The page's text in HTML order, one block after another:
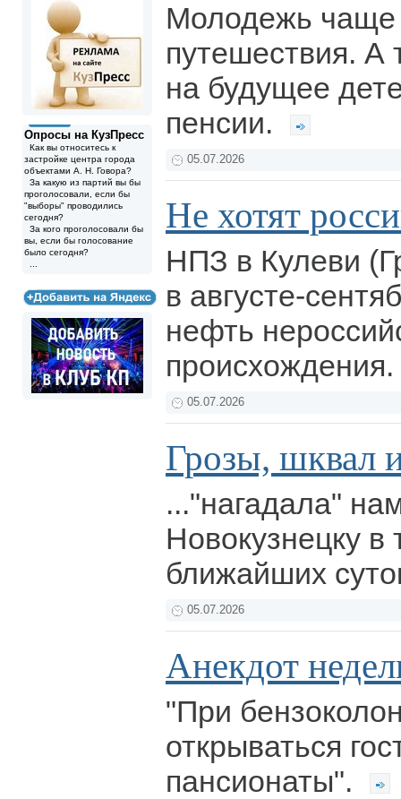
Опросы на КузПресс
Как вы относитесь к
застройке центра города
объектами А. Н. Говора?
За какую из партий вы бы
проголосовали, если бы
"выборы" проводились
сегодня?
За кого проголосовали бы
вы, если бы голосование
было сегодня?
Молодежь чаще
путешествия. А
на будущее
пенсии.
05.07.2026
Не хотят
НПЗ в Кулеви
в августе-
нефть
происхождения.
05.07.2026
Грозы, шквал
..."нагадала"
Новокузнецку в
ближайших
05.07.2026
Анекдот
"При
открываться
пансионаты".